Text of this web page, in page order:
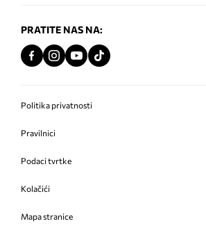
PRATITE NAS NA:
Politika privatnosti
Pravilnici
Podaci tvrtke
Kolačići
Mapa stranice